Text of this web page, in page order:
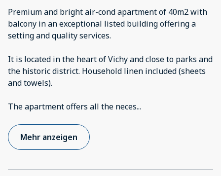
Premium and bright air-cond apartment of 40m2 with
balcony in an exceptional listed building offering a
setting and quality services.
It is located in the heart of Vichy and close to parks and
the historic district. Household linen included (sheets
and towels).
The apartment offers all the neces...
Mehr anzeigen